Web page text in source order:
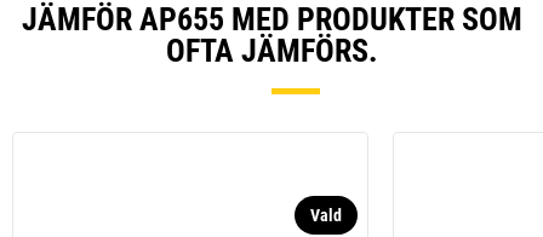
JÄMFÖR AP655 MED PRODUKTER SOM
OFTA JÄMFÖRS.
Vald